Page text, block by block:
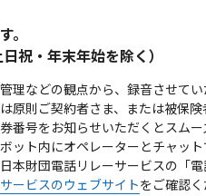
。
日祝・年末年始を除く）
などの観点から、録音させて
則ご契約者さま、または被保険
号をお知らせいただくとスムー
ト内にオペレーターとチャッ
財団電話リレーサービスの「
ービスのウェブサイトをご確認く